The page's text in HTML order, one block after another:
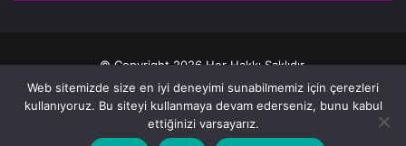
© Copyright 2026 Her Hakkı Saklıdır.
Gizlilik politikası
Facebook
X YouTubeInstagram
Web sitemizde size en iyi deneyimi sunabilmemiz için çerezleri
kullanıyoruz. Bu siteyi kullanmaya devam ederseniz, bunu kabul
ettiğinizi varsayarız.